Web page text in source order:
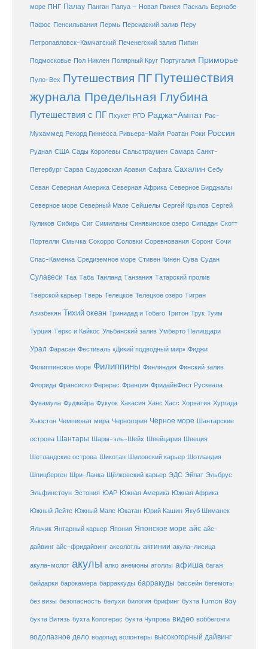
море ПНГ Палау Панган Папуа – Новая Гвинея Паскаль Бернабе
Пафос Пенсильвания Пермь Персидский залив Перу
Петропавловск-Камчатский Печенегский залив Пипин
Подмосковье Пол Никлен Полярный Круг Португалия Приморье
Пуло-Вех Путешествия ПГ Путешествия
журнала Предельная Глубина
Путешествия с ПГ Пхукет РГО Раджа-Ампат Рас-
Мухаммед Рекорд Гиннесса Ривьера-Майя Роатан Роки Россия
Рудная США Сады Королевы Сальстраумен Самара Санкт-
Петербург Сарва Саудовская Аравия Сафага Сахалин Себу
Севан Северная Америка Северная Африка Северное Бирджалы
Северное море Северный Мале Сейшелы Сергей Крылов Сергей
Куликов Сибирь Сиг Симиланы Синявинское озеро Сипадан Скотт
Портелли Смычка Сокорро Соловки Соревнования Соронг Сочи
Спас-Каменка Средиземное море Стивен Кинен Сува Судан
Сулавеси Таа Таба Таиланд Танзания Татарский пролив
Тверской карьер Тверь Телецкое Телецкое озеро Тигран
Азизбекян Тихий океан Тринидад и Тобаго Тритон Трук Туим
Турция Тёркс и Кайкос Ульбанский залив Умберто Пелиццари
Урал Фарасан Фестиваль «Дикий подводный мир» Фиджи
Филиппинское море Филиппины Финляндия Финский залив
Флорида Франсиско Ферерас Франция ФридайвФест Рускеала
Фувамула Фуджейра Фукуок Хакасия Ханс Хасс Хорватия Хургада
Хьюстон Чемпионат мира Черногория Чёрное море Шантарские
острова Шантары Шарм-эль-Шейх Швейцария Швеция
Шетландские острова Шикотан Шиловский карьер Шотландия
Шпицберген Шри-Ланка Щёлковский карьер ЭДС Эйлат Эльбрус
Эльфинстоун Эстония ЮАР Южная Америка Южная Африка
Южный Лейте Южный Мале Юкатан Юрий Кашин Якуб Шиманек
Яльчик Янтарный карьер Япония Японское море айс айс-
дайвинг айс-фридайвинг аксолотль актинии акула-лисица
акула-молот акулы алко анемоны атоллы афиша багаж
байдарки барокамера барраккуды барракуды бассейн бегемоты
без визы безопасность белухи билогия брифинг бухта Tumon Bay
бухта Витязь бухта Кологерас бухта Чупрова видео воббегонги
водолазное дело водопад волонтеры высокогорный дайвинг